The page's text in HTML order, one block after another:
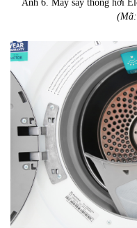
Ảnh 6. Máy sấy thông hơi